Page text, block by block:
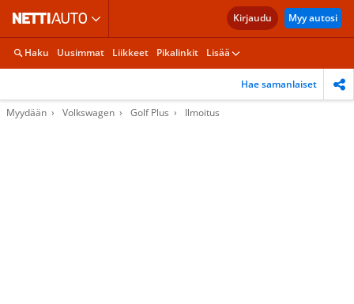
Kirjaudu Myy autosi
Haku Uusimmat Liikkeet Pikalinkit Lisää
Hae samanlaiset
Myydään Volkswagen Golf Plus Ilmoitus